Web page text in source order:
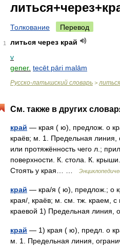
Толкование Перевод
1
литься через край
v
gener. tecēt pāri malām
Русско-латышский словарь >
См. также в других
край — края ( ю), предлож. о
краёв; м. 1. Предельная линия,
или протяжённость чего л.;
поверхности. К. стола. К.
Стоять у края… …
край — кра/я ( ю), предлож.; о
края/, краёв; м. см. тж. краем, с
краевой 1) Предельная линия,
край — 1) края ( ю), предл. о
м. 1. Предельная линия,